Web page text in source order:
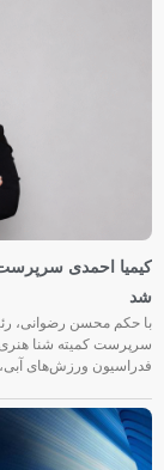
کیمیا احمدی
شد
با حکم محسن رضوانی،
سرپرست کمیته شنا
فدراسیون ورزش‌های